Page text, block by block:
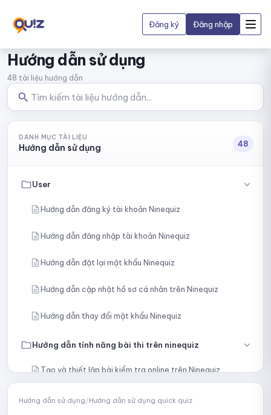
Đăng ký Đăng nhập
Hướng dẫn sử dụng
48 tài liệu hướng dẫn
DANH MỤC TÀI LIỆU
Hướng dẫn sử dụng 48
User
Hướng dẫn đăng ký tài khoản Ninequiz
Hướng dẫn đăng nhập tài khoản Ninequiz
Hướng dẫn đặt lại mật khẩu Ninequiz
Hướng dẫn cập nhật hồ sơ cá nhân trên Ninequiz
Hướng dẫn thay đổi mật khẩu Ninequiz
Hướng dẫn tính năng bài thi trên ninequiz
Tạo và thiết lập bài kiểm tra online trên Ninequiz
Tạo câu hỏi thủ công
Hướng dẫn sử dụng/Hướng dẫn sử dụng quick quiz